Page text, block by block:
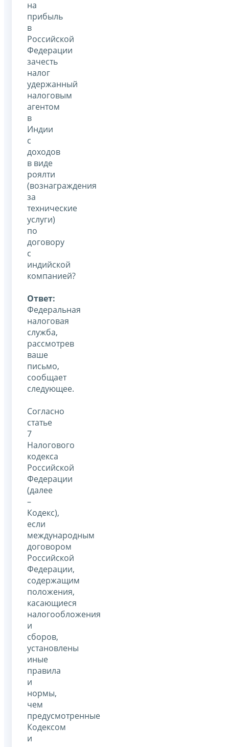
на
прибыль
в
Российской
Федерации
зачесть
налог
удержанный
налоговым
агентом
в
Индии
с
доходов
в виде
роялти
(вознаграждения
за
технические
услуги)
по
договору
с
индийской
компанией?
Ответ:
Федеральная
налоговая
служба,
рассмотрев
ваше
письмо,
сообщает
следующее.
Согласно
статье
7
Налогового
кодекса
Российской
Федерации
(далее
–
Кодекс),
если
международным
договором
Российской
Федерации,
содержащим
положения,
касающиеся
налогообложения
и
сборов,
установлены
иные
правила
и
нормы,
чем
предусмотренные
Кодексом
и